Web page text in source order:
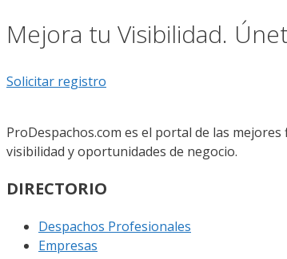
Mejora tu Visibilidad.
Solicitar registro
ProDespachos.com es el portal de las
visibilidad y oportunidades de negocio.
DIRECTORIO
Despachos Profesionales
Empresas